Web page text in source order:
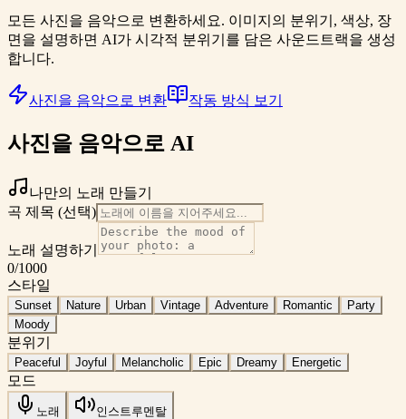
모든 사진을 음악으로 변환하세요. 이미지의 분위기, 색상, 장
면을 설명하면 AI가 시각적 분위기를 담은 사운드트랙을 생성
합니다.
사진을 음악으로 변환 작동 방식 보기
사진을 음악으로 AI
나만의 노래 만들기
곡 제목 (선택)
노래 설명하기
0/1000
스타일
Sunset Nature Urban Vintage Adventure Romantic
Party
Moody
분위기
Peaceful Joyful Melancholic Epic Dreamy Energetic
모드
노래 인스트루멘탈